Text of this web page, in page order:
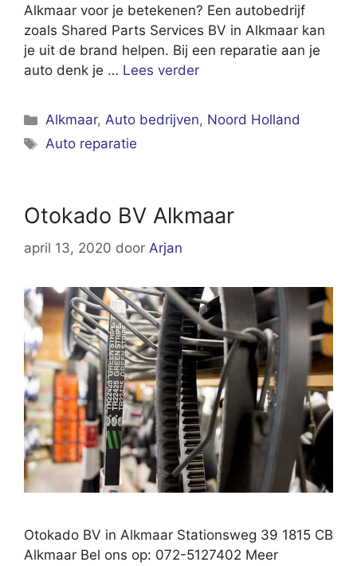
Alkmaar voor je betekenen? Een autobedrijf
zoals Shared Parts Services BV in Alkmaar kan
je uit de brand helpen. Bij een reparatie aan je
auto denk je … Lees verder
Categorieën
Alkmaar,Auto bedrijven, Noord Holland
Tags
Auto reparatie
Otokado BV Alkmaar
april 13, 2020 door Arjan
Otokado BV in Alkmaar Stationsweg 39 1815 CB
Alkmaar Bel ons op: 072-5127402 Meer